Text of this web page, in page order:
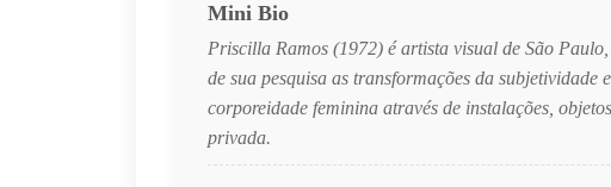
Mini Bio
Priscilla Ramos (1972) é artista visual de São
de sua pesquisa as transformações da
corporeidade feminina através de instalações,
privada.